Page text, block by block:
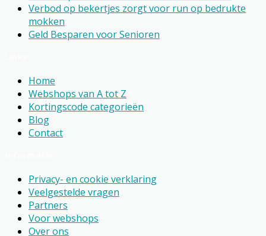
Verbod op bekertjes zorgt voor run op bedrukte
mokken
Geld Besparen voor Senioren
Home
Webshops van A tot Z
Kortingscode categorieën
Blog
Contact
Privacy- en cookie verklaring
Veelgestelde vragen
Partners
Voor webshops
Over ons